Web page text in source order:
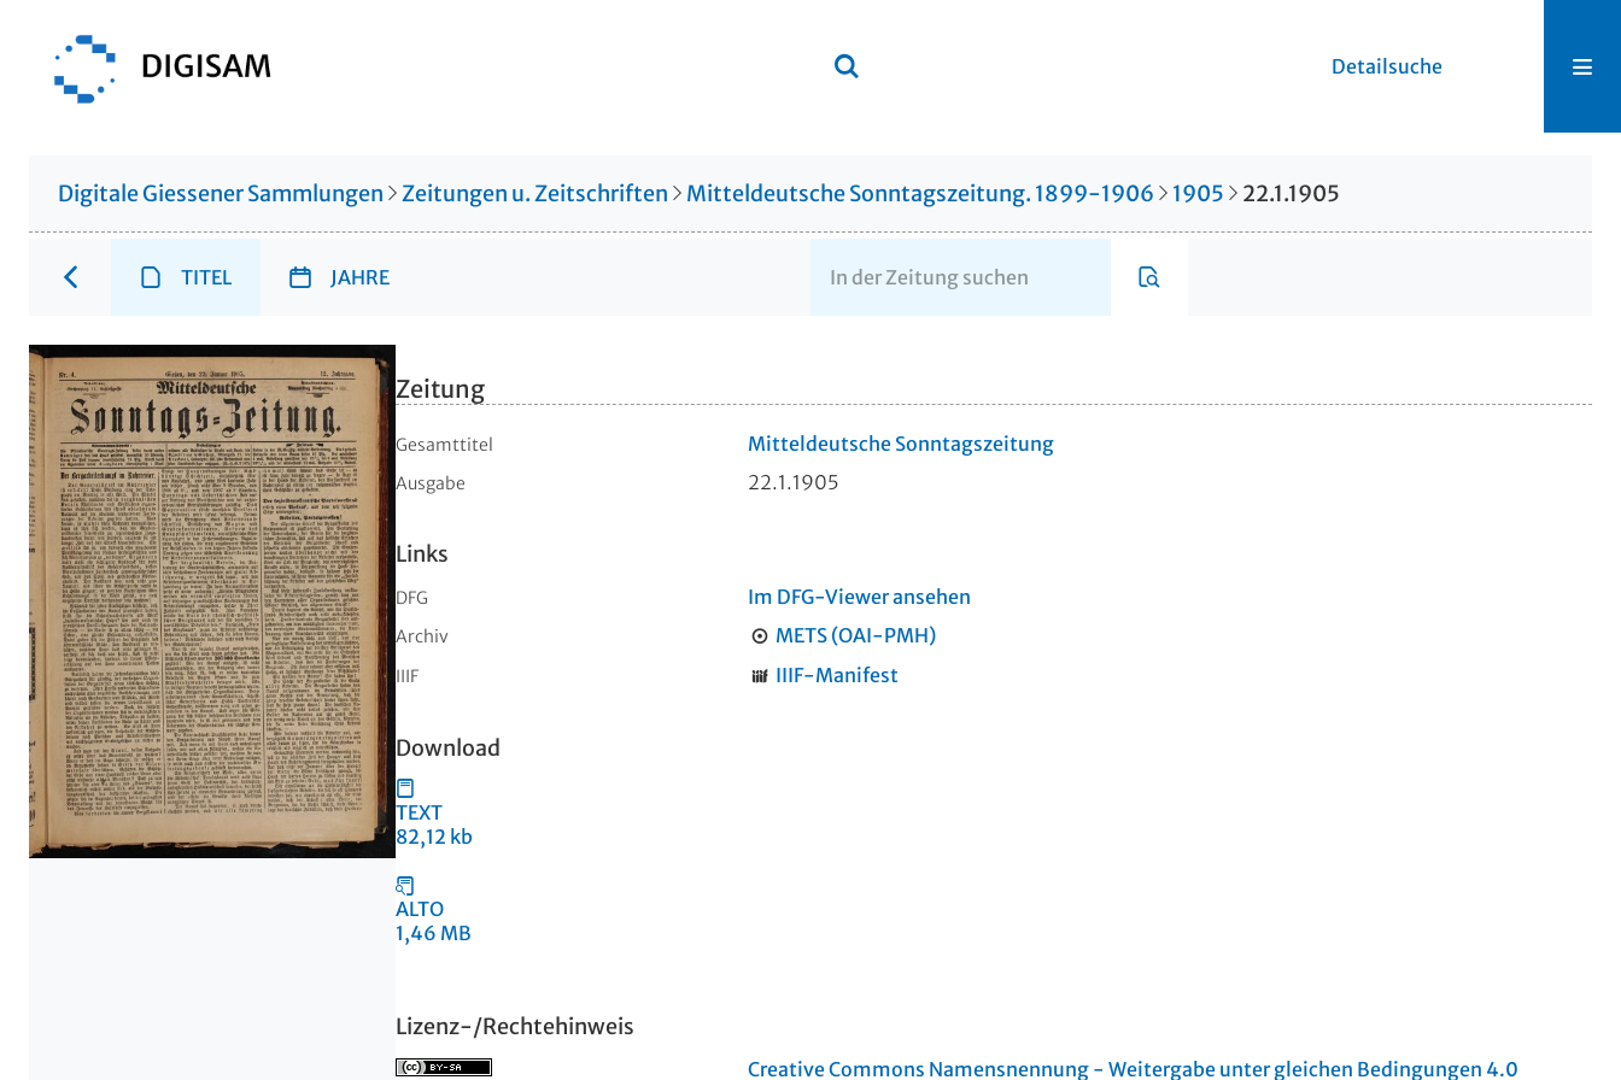
Detailsuche
Digitale Giessener Sammlungen Zeitungen u. Zeitschriften Mitteldeutsche Sonntagszeitung. 1899-1906 1905 22.1.1905
TITEL JAHRE
Zeitung
Gesamttitel Mitteldeutsche Sonntagszeitung
Ausgabe 22.1.1905
Links
DFG Im DFG-Viewer ansehen
Archiv METS (OAI-PMH)
IIIF IIIF-Manifest
Download
TEXT
82,12 kb
ALTO
1,46 MB
Lizenz-/Rechtehinweis
Creative Commons Namensnennung - Weitergabe unter gleichen Bedingungen 4.0